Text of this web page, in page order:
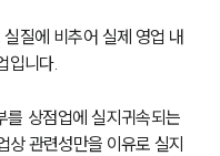
질에 비추어 실제 영업 내
입니다.
상점업에 실지귀속되는
상 관련성만을 이유로 실지